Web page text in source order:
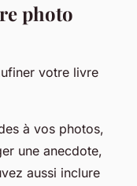
photo
votre livre
à vos photos,
une anecdote,
aussi inclure